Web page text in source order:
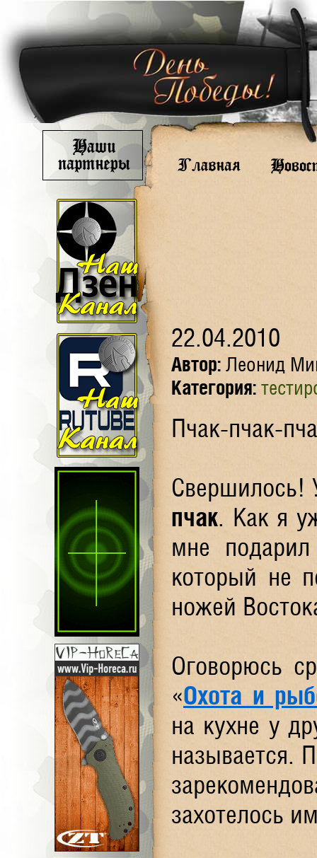
22.04.2010
Автор: Леонид
Категория:
Пчак-пчак-
Свершилось!
пчак. Как я
мне
который не
ножей
Оговорюсь
«Охота и
на кухне у
называется.
захотелось